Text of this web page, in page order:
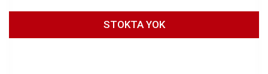
STOKTA YOK